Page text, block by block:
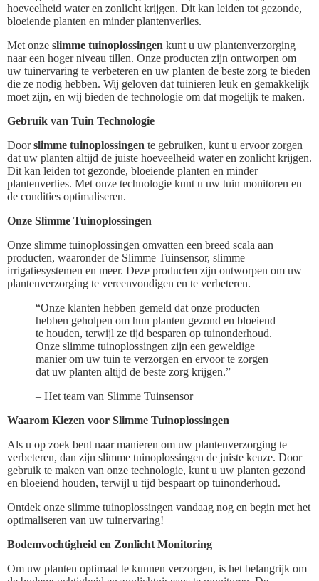
hoeveelheid water en zonlicht krijgen. Dit kan leiden tot gezonde,
bloeiende planten en minder plantenverlies.
Met onze slimme tuinoplossingen kunt u uw plantenverzorging
naar een hoger niveau tillen. Onze producten zijn ontworpen om
uw tuinervaring te verbeteren en uw planten de beste zorg te bieden
die ze nodig hebben. Wij geloven dat tuinieren leuk en gemakkelijk
moet zijn, en wij bieden de technologie om dat mogelijk te maken.
Gebruik van Tuin Technologie
Doorslimme tuinoplossingen te gebruiken, kunt u ervoor zorgen
dat uw planten altijd de juiste hoeveelheid water en zonlicht krijgen.
Dit kan leiden tot gezonde, bloeiende planten en minder
plantenverlies. Met onze technologie kunt u uw tuin monitoren en
de condities optimaliseren.
Onze Slimme Tuinoplossingen
Onze slimme tuinoplossingen omvatten een breed scala aan
producten, waaronder de Slimme Tuinsensor, slimme
irrigatiesystemen en meer. Deze producten zijn ontworpen om uw
plantenverzorging te vereenvoudigen en te verbeteren.
“Onze klanten hebben gemeld dat onze producten
hebben geholpen om hun planten gezond en bloeiend
te houden, terwijl ze tijd besparen op tuinonderhoud.
Onze slimme tuinoplossingen zijn een geweldige
manier om uw tuin te verzorgen en ervoor te zorgen
dat uw planten altijd de beste zorg krijgen.”
– Het team van Slimme Tuinsensor
Waarom Kiezen voor Slimme Tuinoplossingen
Als u op zoek bent naar manieren om uw plantenverzorging te
verbeteren, dan zijn slimme tuinoplossingen de juiste keuze. Door
gebruik te maken van onze technologie, kunt u uw planten gezond
en bloeiend houden, terwijl u tijd bespaart op tuinonderhoud.
Ontdek onze slimme tuinoplossingen vandaag nog en begin met het
optimaliseren van uw tuinervaring!
Bodemvochtigheid en Zonlicht Monitoring
Om uw planten optimaal te kunnen verzorgen, is het belangrijk om